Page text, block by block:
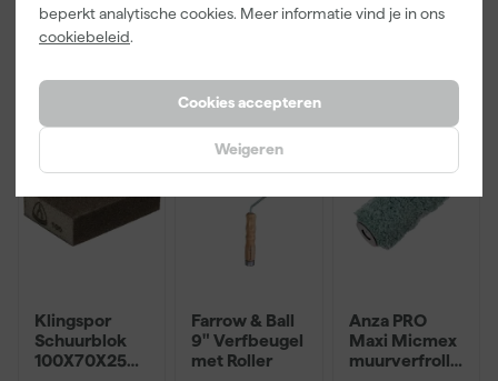
beperkt analytische cookies. Meer informatie vind je in ons
cookiebeleid.
Cookies accepteren
Weigeren
3,99
incl. BTW
22,00 3,99
Klingspor
Schuurblok
100X70X25m
Farrow & Ball
9" Verfbeugel
met Roller
Anza PRO
Maxi Micmex
muurverfrolle